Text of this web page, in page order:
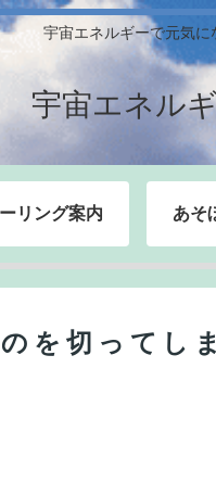
宇宙エネルギーで元気に
宇宙エネル
リング案内 あそ
を切ってし